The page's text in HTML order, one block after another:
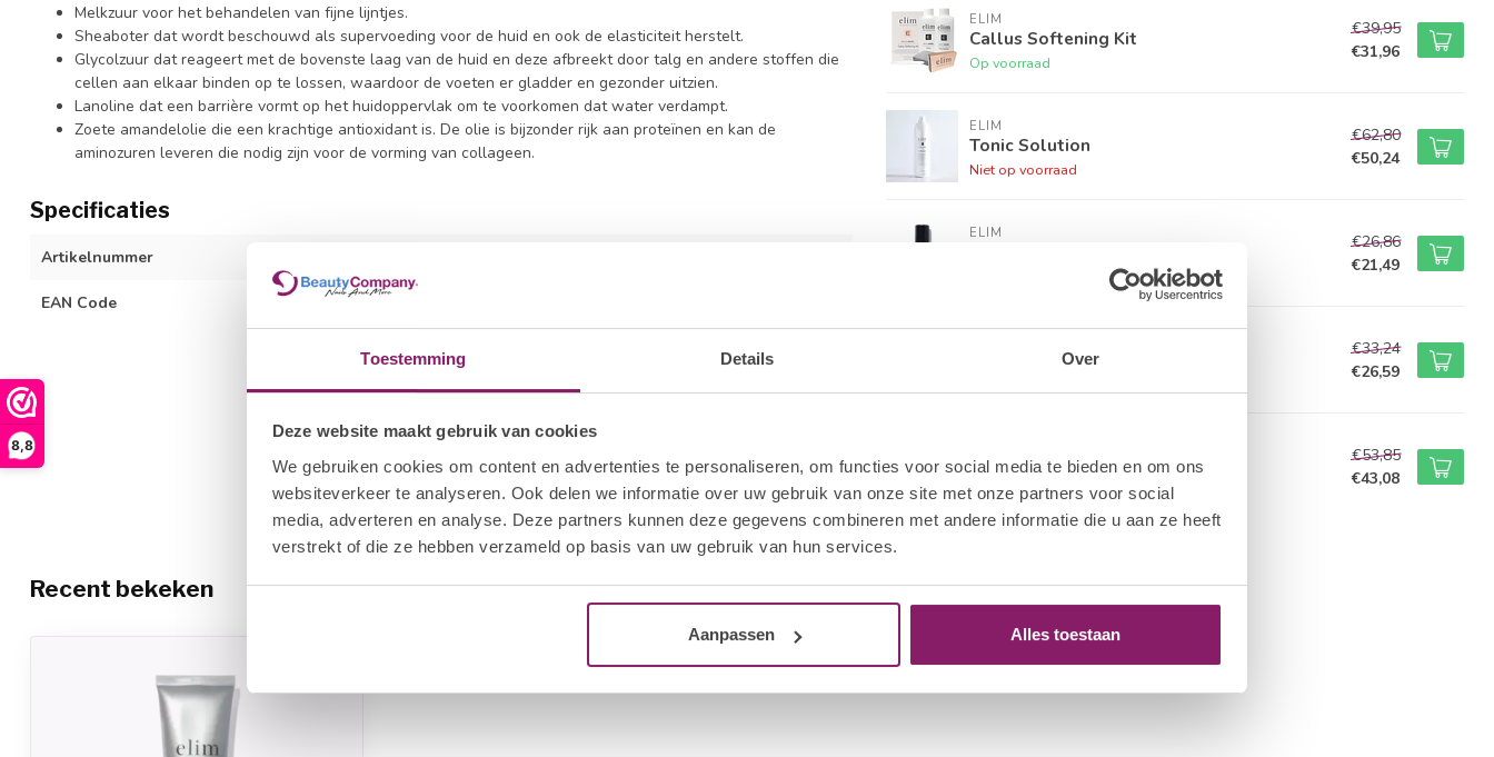
Toestemming Details Over
Deze website maakt gebruik van cookies
We gebruiken cookies om content en advertenties te personaliseren, om functies voor social media te bieden en om ons
websiteverkeer te analyseren. Ook delen we informatie over uw gebruik van onze site met onze partners voor social
media, adverteren en analyse. Deze partners kunnen deze gegevens combineren met andere informatie die u aan ze heeft
verstrekt of die ze hebben verzameld op basis van uw gebruik van hun services.
Aanpassen Alles toestaan
8,8
Melkzuur voor het behandelen van fijne lijntjes.
Sheaboter dat wordt beschouwd als supervoeding voor de huid en ook de elasticiteit herstelt.
Glycolzuur dat reageert met de bovenste laag van de huid en deze afbreekt door talg en andere stoffen die
cellen aan elkaar binden op te lossen, waardoor de voeten er gladder en gezonder uitzien.
Lanoline dat een barrière vormt op het huidoppervlak om te voorkomen dat water verdampt.
Zoete amandelolie die een krachtige antioxidant is. De olie is bijzonder rijk aan proteïnen en kan de
aminozuren leveren die nodig zijn voor de vorming van collageen.
Specificaties
Artikelnummer
EAN Code
ELIM
Callus Softening Kit
Op voorraad
€39,95
€31,96
ELIM
Tonic Solution
Niet op voorraad
€62,80
€50,24
ELIM
€26,86
€21,49
PH Neutralizer
€33,24
€26,59
Intense Night Repair Cream
Op voorraad
€53,85
€43,08
Recent bekeken